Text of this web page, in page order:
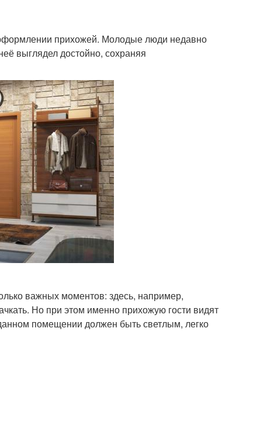
прихожей. Молодые люди недавно
выглядел достойно, сохраняя
важных моментов: здесь, например,
Но при этом именно прихожую гости видят
помещении должен быть светлым, легко